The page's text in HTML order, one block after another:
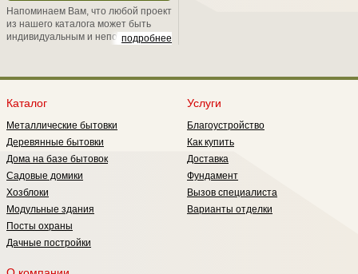
подробнее
Напоминаем Вам, что любой проект
из нашего каталога может быть
индивидуальным и неповторимым.
дополнять или изменять
угодно вашей душе. Влюбленное в
н
Каталог
Металлические бытовки
Деревянные бытовки
Дома на базе бытовок
Садовые домики
Хозблоки
Модульные здания
Посты охраны
Дачные постройки
Услуги
Благоустройство
Как купить
Доставка
Фундамент
Вызов специалиста
Варианты отделки